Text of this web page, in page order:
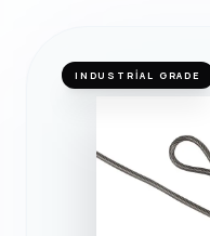
INDUSTRIAL GRADE